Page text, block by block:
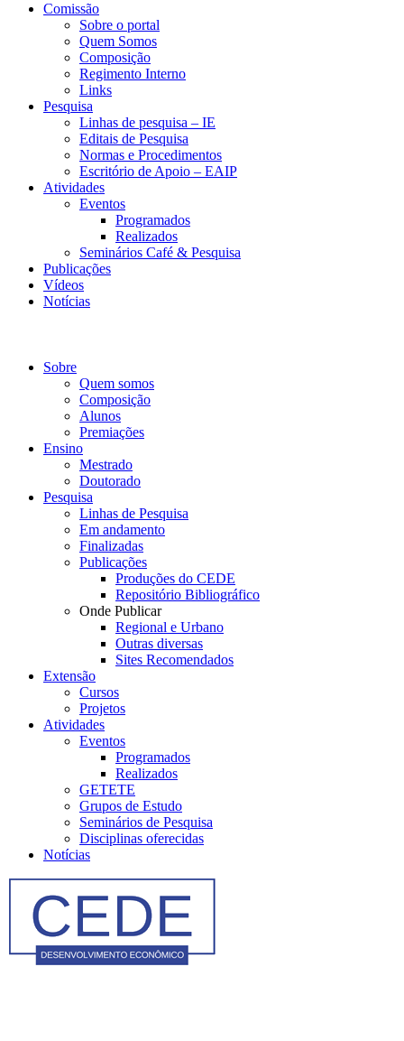
Comissão
Sobre o portal
Quem Somos
Composição
Regimento Interno
Links
Pesquisa
Linhas de pesquisa – IE
Editais de Pesquisa
Normas e Procedimentos
Escritório de Apoio – EAIP
Atividades
Eventos
Programados
Realizados
Seminários Café & Pesquisa
Publicações
Vídeos
Notícias
Sobre
Quem somos
Composição
Alunos
Premiações
Ensino
Mestrado
Doutorado
Pesquisa
Linhas de Pesquisa
Em andamento
Finalizadas
Publicações
Produções do CEDE
Repositório Bibliográfico
Onde Publicar
Regional e Urbano
Outras diversas
Sites Recomendados
Extensão
Cursos
Projetos
Atividades
Eventos
Programados
Realizados
GETETE
Grupos de Estudo
Seminários de Pesquisa
Disciplinas oferecidas
Notícias